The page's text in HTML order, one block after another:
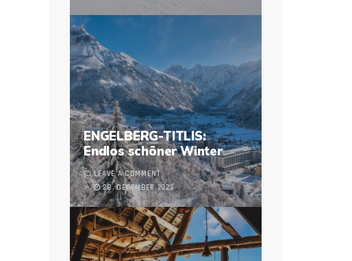
ENGELBERG-TITLIS:
Endlos schöner Winter
LEAVE A COMMENT
28. DECEMBER 2023